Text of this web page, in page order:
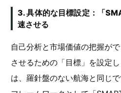
3. 具体的な目標設定：「
速させる
自己分析と市場価値の把握が
させるための「目標」を設定
は、羅針盤のない航海と同じ